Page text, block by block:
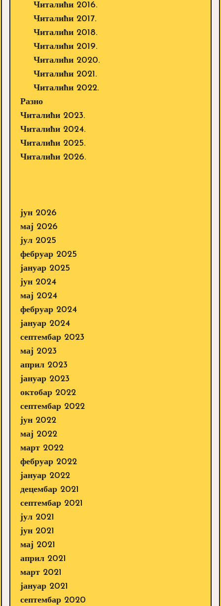
Читалићи 2016.
Читалићи 2017.
Читалићи 2018.
Читалићи 2019.
Читалићи 2020.
Читалићи 2021.
Читалићи 2022.
Разно
Читалићи 2023.
Читалићи 2024.
Читалићи 2025.
Читалићи 2026.
јун 2026
мај 2026
јул 2025
фебруар 2025
јануар 2025
јун 2024
мај 2024
фебруар 2024
јануар 2024
септембар 2023
мај 2023
април 2023
јануар 2023
октобар 2022
септембар 2022
јун 2022
мај 2022
март 2022
фебруар 2022
јануар 2022
децембар 2021
септембар 2021
јул 2021
јун 2021
мај 2021
април 2021
март 2021
јануар 2021
септембар 2020